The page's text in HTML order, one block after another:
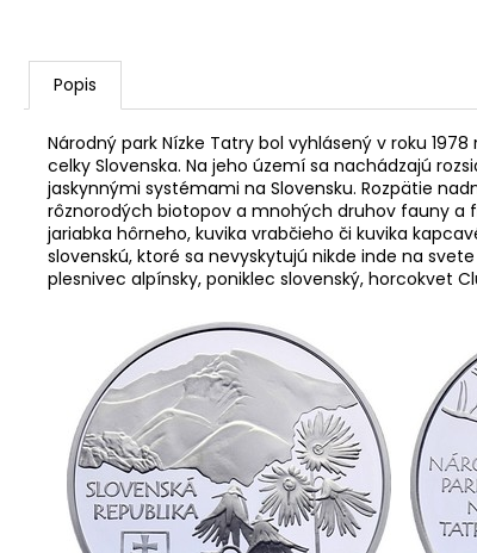
Popis
Národný park Nízke Tatry bol vyhlásený v roku
celky Slovenska. Na jeho území sa nachádzajú
jaskynnými systémami na Slovensku. Rozpätie
rôznorodých biotopov a mnohých druhov fauny a
jariabka hôrneho, kuvika vrabčieho či kuvika
slovenskú, ktoré sa nevyskytujú nikde inde na
plesnivec alpínsky, poniklec slovenský, horcokvet